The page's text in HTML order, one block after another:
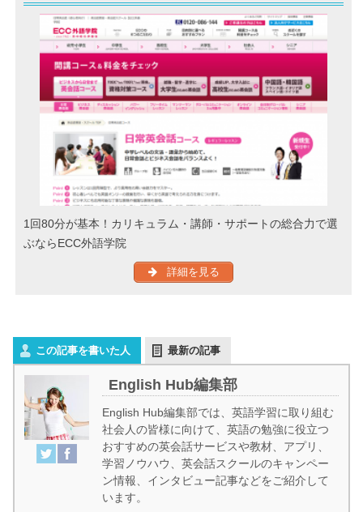
1回80分が基本！カリキュラム・講師・サポートの総合力で選
ぶならECC外語学院
詳細を見る
この記事を書いた人 最新の記事
English Hub編集部
English Hub編集部では、英語学習に取り組む
社会人の皆様に向けて、英語の勉強に役立つ
おすすめの英会話サービスや教材、アプリ、
学習ノウハウ、英会話スクールのキャンペー
ン情報、インタビュー記事などをご紹介して
います。